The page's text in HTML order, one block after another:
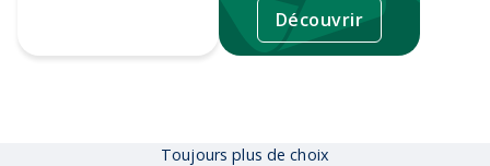
Découvrir
Toujours plus de choix